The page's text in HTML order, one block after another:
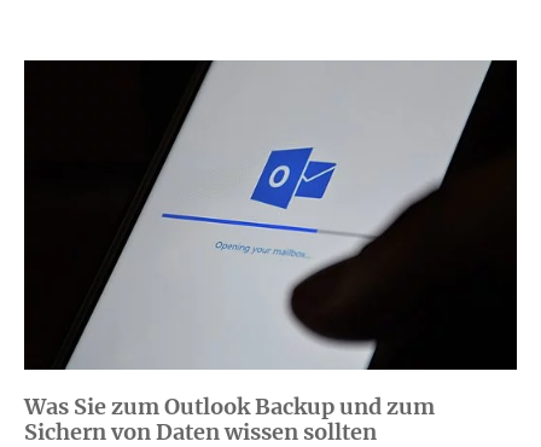
Was Sie zum Outlook Backup und zum
Sichern von Daten wissen sollten